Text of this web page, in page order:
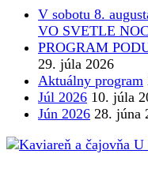
V sobotu 8.
VO SVETLE
PROGRAM
29. júla 2026
Aktuálny program
Júl 2026 10. júla
Jún 2026 28. júna